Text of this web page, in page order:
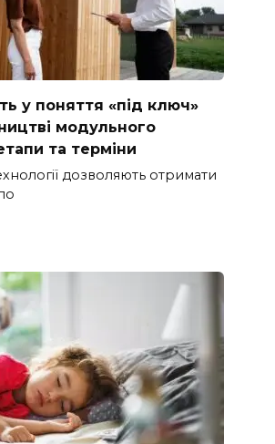
у поняття «під ключ»
модульного
та терміни
дозволяють отримати